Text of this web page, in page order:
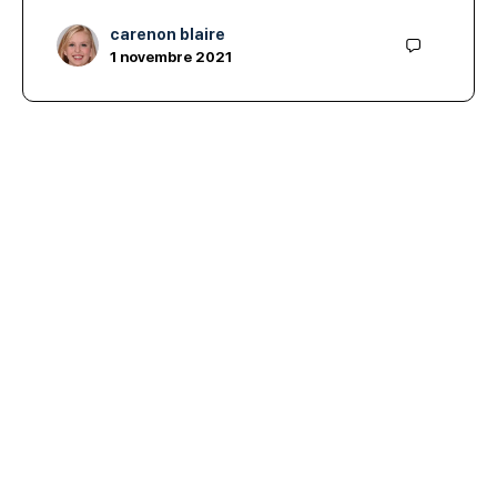
carenon blaire
1 novembre 2021